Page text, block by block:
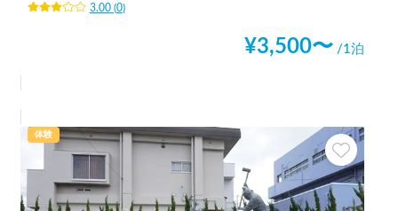
3.00(0)
¥3,500〜 /1泊
体験